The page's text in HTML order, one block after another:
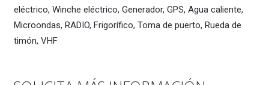
eléctrico, Winche eléctrico, Generador, GPS, Agua caliente,
Microondas, RADIO, Frigorífico, Toma de puerto, Rueda de
timón, VHF